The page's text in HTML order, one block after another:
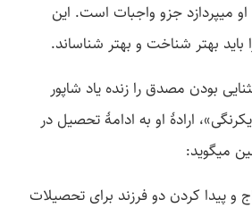
می­پردازد جزو واجبات است. این
باید بهتر شناخت و بهتر شناساند.
بودن مصدق را زنده یاد شاپور
ارادۀ او به ادامۀ تحصیل در
می­گوید:
پیدا کردن دو فرزند برای تحصیلات